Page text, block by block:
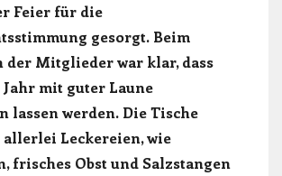
Feier für die
gesorgt. Beim
Mitglieder war klar, dass
mit guter Laune
lassen werden. Die Tische
Leckereien, wie
frisches Obst und Salzstangen